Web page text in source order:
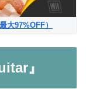
大97%OFF）
』